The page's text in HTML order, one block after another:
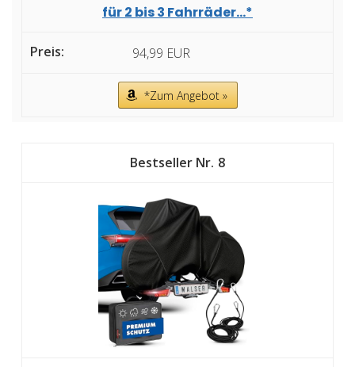
für 2 bis 3 Fahrräder...*
94,99 EUR
*Zum Angebot »
8